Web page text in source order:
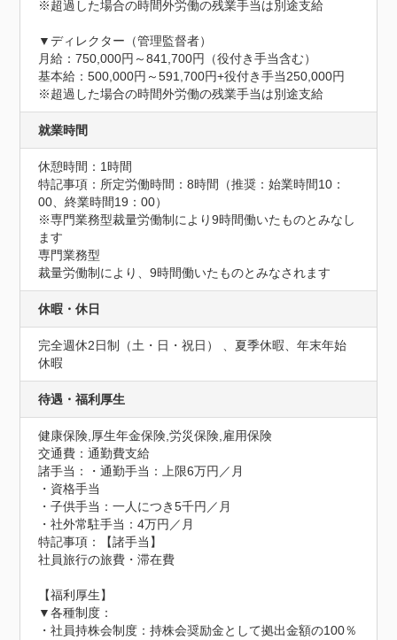
※超過した場合の時間外労働の残業手当は別途支給
▼ディレクター（管理監督者）
月給：750,000円～841,700円（役付き手当含む）
基本給：500,000円～591,700円+役付き手当250,000円
※超過した場合の時間外労働の残業手当は別途支給
就業時間
休憩時間：1時間
特記事項：所定労働時間：8時間（推奨：始業時間10：
00、終業時間19：00）
※専門業務型裁量労働制により9時間働いたものとみなし
ます
専門業務型
裁量労働制により、9時間働いたものとみなされます
休暇・休日
完全週休2日制（土・日・祝日） 、夏季休暇、年末年始
休暇
待遇・福利厚生
健康保険,厚生年金保険,労災保険,雇用保険
交通費：通勤費支給
諸手当：・通勤手当：上限6万円／月
・資格手当
・子供手当：一人につき5千円／月
・社外常駐手当：4万円／月
特記事項：【諸手当】
社員旅行の旅費・滞在費
【福利厚生】
▼各種制度：
・社員持株会制度：持株会奨励金として拠出金額の100％